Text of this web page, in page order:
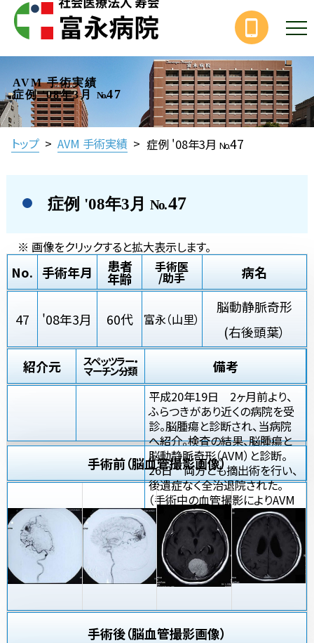
AVM 手術実績
症例 '08年3月
No.47
トップ > AVM 手術実績 > 症例 '08年3月 No.47
症例 '08年3月 No.47
※ 画像をクリックすると拡大表示します。
No. 手術年月 患者
年齢
手術医
/助手 病名
47 '08年3月 60代 富永（山里）
脳動静脈奇形
(右後頭葉）
紹介元
スペッツラー・
マーチン分類 備考
平成20年19日 2ヶ月前より、
ふらつきがあり近くの病院を受
診。脳腫瘍と診断され、当病院
へ紹介。検査の結果、脳腫瘍と
脳動静脈奇形（AVM）と診断。
26日 両方とも摘出術を行い、
後遺症なく全治退院された。
（手術中の血管撮影によりAVM
の完全摘出が確認されたので、
術後の血管撮影は省略した。）
手術前（脳血管撮影画像）
手術後（脳血管撮影画像）